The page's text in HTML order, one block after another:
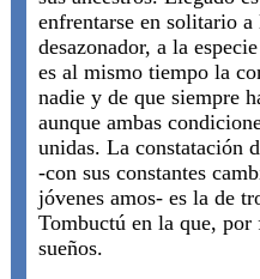
enfrentarse en solitario
desazonador, a la
es al mismo tiempo la
nadie y de que siempre
aunque ambas
unidas. La constatación
-con sus constantes
jóvenes amos- es la de
Tombuctú en la que,
sueños.